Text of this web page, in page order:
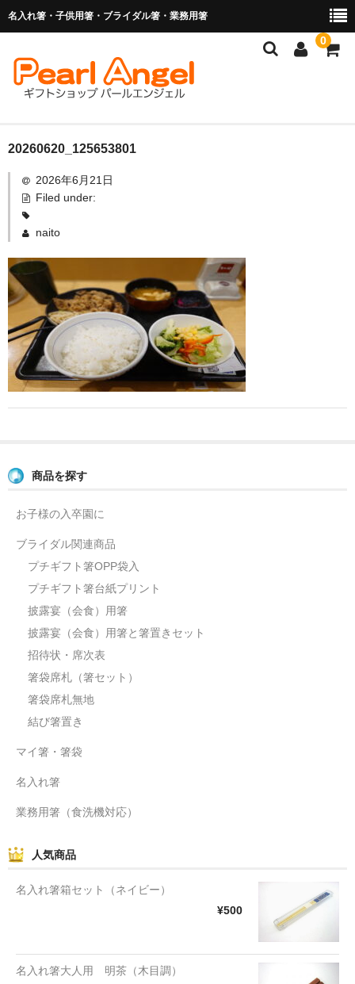
名入れ箸・子供用箸・ブライダル箸・業務用箸
0
商品を探す
お子様の入卒園に
業務用箸（食洗機対応）
マイ箸・箸袋
ご利用ガイド
よくあるご質問
20260620_125653801
2026年6月21日
Filed under:
naito
商品を探す
お子様の入卒園に
ブライダル関連商品
プチギフト箸OPP袋入
プチギフト箸台紙プリント
披露宴（会食）用箸
披露宴（会食）用箸と箸置きセット
招待状・席次表
箸袋席札（箸セット）
箸袋席札無地
結び箸置き
マイ箸・箸袋
名入れ箸
業務用箸（食洗機対応）
人気商品
名入れ箸箱セット（ネイビー）
¥500
名入れ箸大人用 明茶（木目調）